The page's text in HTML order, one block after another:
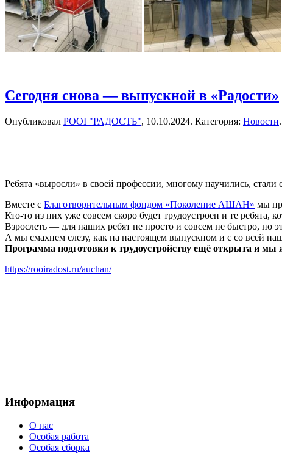
Сегодня снова — выпускной в «Радости»
Опубликовал РООІ "РАДОСТЬ", 10.10.2024. Категория: Новости.
Ребята «выросли» в своей профессии, многому научились,
Вместе с Благотворительным фондом «Поколение АШАН» мы
Кто-то из них уже совсем скоро будет трудоустроен и те
Взрослеть — для наших ребят не просто и совсем не быстро, но
А мы смахнем слезу, как на настоящем выпускном и с со всей
Программа подготовки к трудоустройству ещё открыта и
https://rooiradost.ru/auchan/
Информация
О нас
Особая работа
Особая сборка